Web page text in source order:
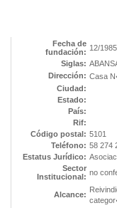
Fecha de
fundación: 12/1985
Siglas:
Dirección: Casa
Ciudad:
Estado:
País:
Rif:
Código postal: 5101
Teléfono: 58 274
Estatus Jurídico:
Sector
Institucional: no
Alcance: